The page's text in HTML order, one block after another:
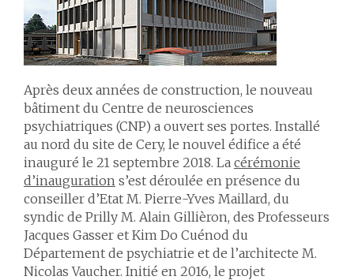
Après deux années de construction, le nouveau
bâtiment du Centre de neurosciences
psychiatriques (CNP) a ouvert ses portes. Installé
au nord du site de Cery, le nouvel édifice a été
inauguré le 21 septembre 2018. La cérémonie
d’inauguration s’est déroulée en présence du
conseiller d’Etat M. Pierre-Yves Maillard, du
syndic de Prilly M. Alain Gillièron, des Professeurs
Jacques Gasser et Kim Do Cuénod du
Département de psychiatrie et de l’architecte M.
Nicolas Vaucher. Initié en 2016, le projet